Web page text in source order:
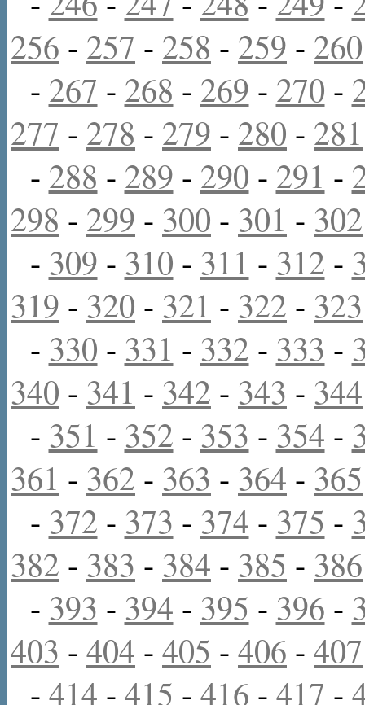
256 - 257 - 258 - 259 - 260
- 267 - 268 - 269 - 270 -
277 - 278 - 279 - 280 - 281
- 288 - 289 - 290 - 291 -
298 - 299 - 300 - 301 - 302
- 309 - 310 - 311 - 312 -
319 - 320 - 321 - 322 - 323
- 330 - 331 - 332 - 333 -
340 - 341 - 342 - 343 - 344
- 351 - 352 - 353 - 354 -
361 - 362 - 363 - 364 - 365
- 372 - 373 - 374 - 375 -
382 - 383 - 384 - 385 - 386
- 393 - 394 - 395 - 396 -
403 - 404 - 405 - 406 - 407
- 414 - 415 - 416 - 417 -